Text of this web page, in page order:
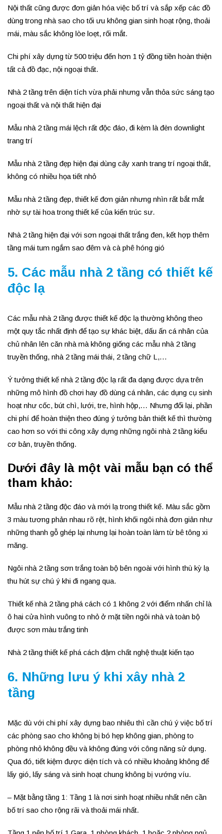
Nội thất cũng được đơn giản hóa việc bố trí và sắp xếp các đồ
dùng trong nhà sao cho tối ưu không gian sinh hoạt rộng, thoải
mái, màu sắc không lòe loẹt, rối mắt.
Chi phí xây dựng từ 500 triệu đến hơn 1 tỷ đồng tiền hoàn thiện
tất cả đồ đạc, nội ngoại thất.
Nhà 2 tầng trên diện tích vừa phải nhưng vẫn thỏa sức sáng tạo
ngoại thất và nội thất hiện đại
Mẫu nhà 2 tầng mái lệch rất độc đáo, đi kèm là đèn downlight
trang trí
Mẫu nhà 2 tầng đẹp hiện đại dùng cây xanh trang trí ngoại thất,
không có nhiều họa tiết nhỏ
Mẫu nhà 2 tầng đẹp, thiết kế đơn giản nhưng nhìn rất bắt mắt
nhờ sự tài hoa trong thiết kế của kiến trúc sư.
Nhà 2 tầng hiện đại với sơn ngoại thất trắng đen, kết hợp thêm
tầng mái tum ngắm sao đêm và cà phê hóng gió
5. Các mẫu nhà 2 tầng có thiết kế
độc lạ
Các mẫu nhà 2 tầng được thiết kế độc lạ thường không theo
một quy tắc nhất định để tạo sự khác biệt, dấu ấn cá nhân của
chủ nhân lên căn nhà mà không giống các mẫu nhà 2 tầng
truyền thống, nhà 2 tầng mái thái, 2 tầng chữ L,…
Ý tưởng thiết kế nhà 2 tầng độc lạ rất đa dạng được dựa trên
những mô hình đồ chơi hay đồ dùng cá nhân, các dụng cụ sinh
hoạt như cốc, bút chì, lưới, tre, hình hộp,… Nhưng đổi lại, phần
chi phí để hoàn thiện theo đúng ý tưởng bản thiết kế thì thường
cao hơn so với thi công xây dựng những ngôi nhà 2 tầng kiểu
cơ bản, truyền thống.
Dưới đây là một vài mẫu bạn có thể
tham khảo:
Mẫu nhà 2 tầng độc đáo và mới lạ trong thiết kế. Màu sắc gồm
3 màu tương phản nhau rõ rệt, hình khối ngôi nhà đơn giản như
những thanh gỗ ghép lại nhưng lại hoàn toàn làm từ bê tông xi
măng.
Ngôi nhà 2 tầng sơn trắng toàn bộ bên ngoài với hình thù kỳ lạ
thu hút sự chú ý khi đi ngang qua.
Thiết kế nhà 2 tầng phá cách có 1 không 2 với điểm nhấn chỉ là
ô hai cửa hình vuông to nhỏ ở mặt tiền ngôi nhà và toàn bộ
được sơn màu trắng tinh
Nhà 2 tầng thiết kế phá cách đậm chất nghệ thuật kiến tạo
6. Những lưu ý khi xây nhà 2
tầng
Mặc dù với chi phí xây dựng bao nhiêu thì cần chú ý việc bố trí
các phòng sao cho không bị bó hẹp không gian, phòng to
phòng nhỏ không đều và không đúng với công năng sử dụng.
Qua đó, tiết kiệm được diện tích và có nhiều khoảng không để
lấy gió, lấy sáng và sinh hoạt chung không bị vướng víu.
– Mặt bằng tầng 1: Tầng 1 là nơi sinh hoạt nhiều nhất nên cần
bố trí sao cho rộng rãi và thoải mái nhất.